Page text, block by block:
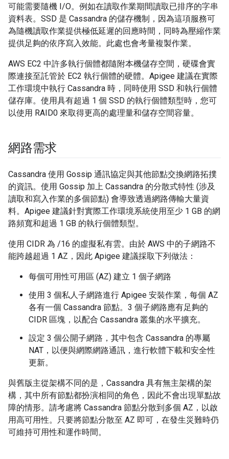
可能需要隨機 I/O。例如在讀取作業期間讀取已排序的字串
資料表。SSD 是 Cassandra 的儲存機制，因為這項服務可
為隨機讀取作業提供極低延遲的回應時間，同時為壓縮作業
提供足夠的依序寫入效能。此處也會考量複製作業。
AWS EC2 中許多執行個體都隨附本機儲存空間，硬碟會實
際連接至託管於 EC2 執行個體的硬體。Apigee 建議在實際
工作環境中執行 Cassandra 時，同時使用 SSD 和執行個體
儲存庫。使用具有超過 1 個 SSD 的執行個體類型時，您可
以使用 RAID0 來取得更高的處理量和儲存空間容量。
網路需求
Cassandra 使用 Gossip 通訊協定與其他節點交換網路拓撲
的資訊。使用 Gossip 加上 Cassandra 的分散式特性 (涉及
讀取和寫入作業的多個節點) 會導致透過網路傳輸大量資
料。Apigee 建議針對實際工作環境系統使用至少 1 GB 的網
路頻寬和超過 1 GB 的執行個體類型。
使用 CIDR 為 /16 的虛擬私有雲。由於 AWS 中的子網路不
能跨越超過 1 AZ，因此 Apigee 建議採取下列做法：
每個可用性可用區 (AZ) 建立 1 個子網路
使用 3 個私人子網路進行 Apigee 安裝作業，每個 AZ
各有一個 Cassandra 節點。3 個子網路應有足夠的
CIDR 區塊，以配合 Cassandra 叢集的水平擴充。
設定 3 個公開子網路，其中包含 Cassandra 的專屬
NAT，以便與網際網路通訊，進行軟體下載和安全性
更新。
與舊版主從架構不同的是，Cassandra 具有無主架構的架
構，其中所有節點都扮演相同的角色，因此不會出現單點故
障的情形。請考慮將 Cassandra 節點分散到多個 AZ，以啟
用高可用性。只要將節點分散至 AZ 即可，在發生災難時仍
可維持可用性和運作時間。